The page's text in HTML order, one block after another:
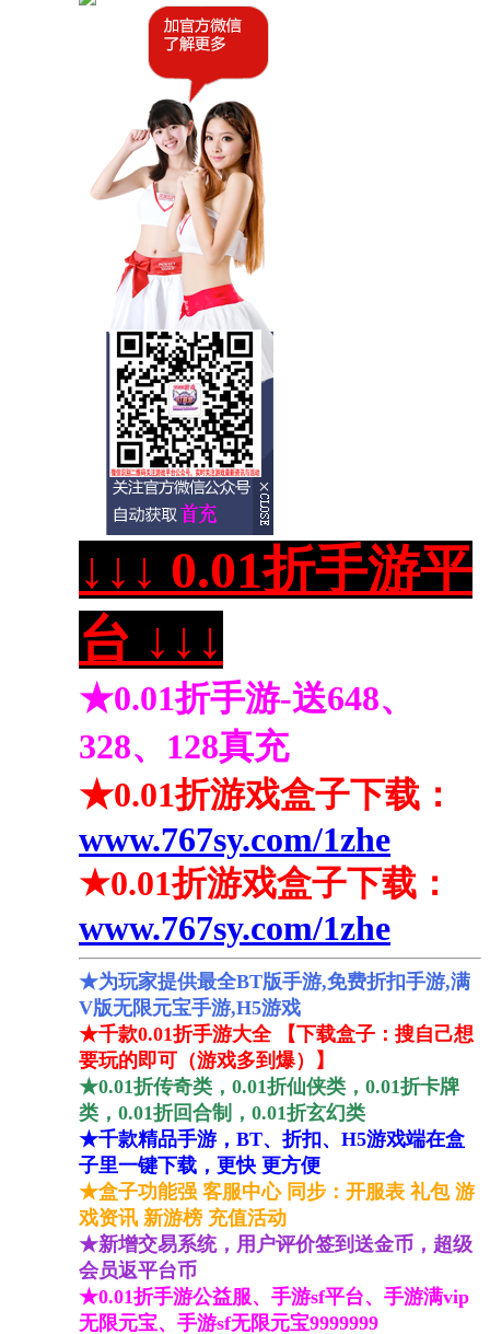
↓↓↓ 0.01折手游平
台 ↓↓↓
★0.01折手游-送648、
328、128真充
★0.01折游戏盒子下载：
www.767sy.com/1zhe
★0.01折游戏盒子下载：
www.767sy.com/1zhe
★为玩家提供最全BT版手游,免费折扣手游,满
V版无限元宝手游,H5游戏
★千款0.01折手游大全 【下载盒子：搜自己想
要玩的即可（游戏多到爆）】
★0.01折传奇类，0.01折仙侠类，0.01折卡牌
类，0.01折回合制，0.01折玄幻类
★千款精品手游，BT、折扣、H5游戏端在盒
子里一键下载，更快 更方便
★盒子功能强 客服中心 同步：开服表 礼包 游
戏资讯 新游榜 充值活动
★新增交易系统，用户评价签到送金币，超级
会员返平台币
★0.01折手游公益服、手游sf平台、手游满vip
无限元宝、手游sf无限元宝9999999